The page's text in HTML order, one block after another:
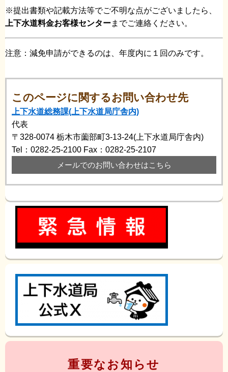
※提出書類や記載方法等でご不明な点がございましたら、
上下水道料金お客様センターまでご連絡ください。
注意：減免申請ができるのは、年度内に１回のみです。
このページに関するお問い合わせ先
上下水道総務課(上下水道局庁舎内)
代表
〒328-0074 栃木市薗部町3-13-24(上下水道局庁舎内)
Tel：0282-25-2100 Fax：0282-25-2107
メールでのお問い合わせはこちら
重要なお知らせ